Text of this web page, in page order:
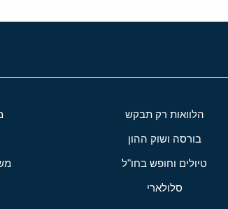
הלוואות רק תבקש
בורסה ושוק ההון
טיולים וחופש בחו"ל
סלולארי